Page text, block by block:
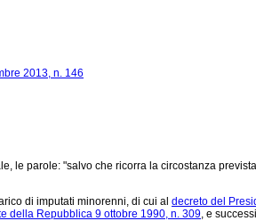
2013, n. 146
parole: "salvo che ricorra la circostanza
di imputati minorenni, di cui al decreto del
della Repubblica 9 ottobre 1990, n. 309, e